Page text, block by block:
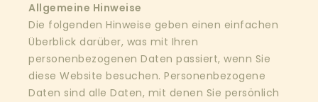
Allgemeine Hinweise
Die folgenden Hinweise geben einen einfachen
Überblick darüber, was mit Ihren
personenbezogenen Daten passiert, wenn Sie
diese Website besuchen. Personenbezogene
Daten sind alle Daten, mit denen Sie persönlich